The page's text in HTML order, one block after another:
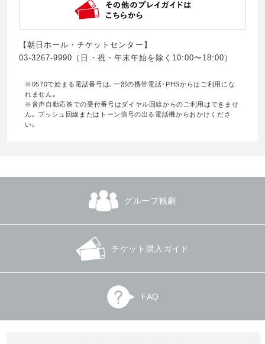
【朝日ホール・チケットセンター】
03-3267-9990（日・祝・年末年始を除く10:00〜18:00）
※0570で始まる電話番号は､一部の携帯電話･PHSからはご利用にな
れません｡
※音声自動応答での受付番号はダイヤル回線からのご利用はできませ
ん｡ プッシュ回線またはトーン信号の出る電話機からおかけくださ
い｡
グループ観劇
チケット購入ガイド
FAQ